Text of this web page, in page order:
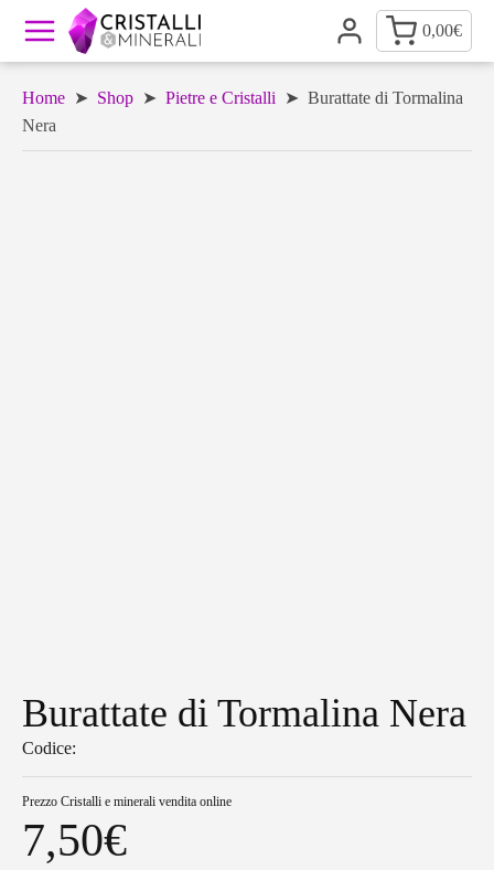
0,00€
Home ➤ Shop ➤ Pietre e Cristalli ➤ Burattate di Tormalina
Nera
Burattate di Tormalina Nera
Codice:
Prezzo Cristalli e minerali vendita online
7,50€